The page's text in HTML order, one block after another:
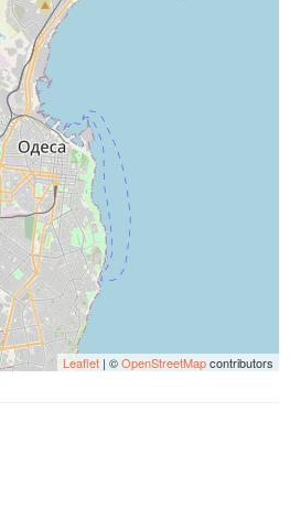
Leaflet | ©OpenStreetMapcontributors